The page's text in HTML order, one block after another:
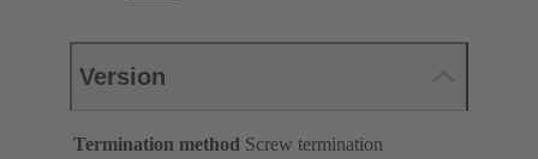
Version
Termination method Screw termination